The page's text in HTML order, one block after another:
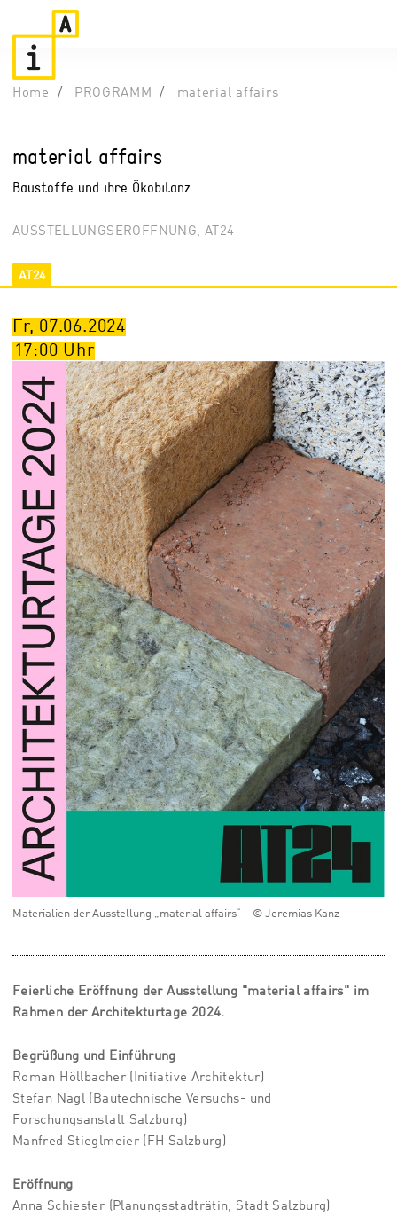
Home PROGRAMM material affairs
material affairs
Baustoffe und ihre Ökobilanz
AUSSTELLUNGSERÖFFNUNG, AT24
AT24
Fr, 07.06.2024
17:00 Uhr
Materialien der Ausstellung „material affairs“ – © Jeremias Kanz
Feierliche Eröffnung der Ausstellung "material affairs" im
Rahmen der Architekturtage 2024.
Begrüßung und Einführung
Roman Höllbacher (Initiative Architektur)
Stefan Nagl (Bautechnische Versuchs- und
Forschungsanstalt Salzburg)
Manfred Stieglmeier (FH Salzburg)
Eröffnung
Anna Schiester (Planungsstadträtin, Stadt Salzburg)